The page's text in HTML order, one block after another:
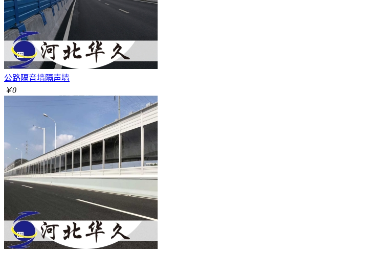
公路隔音墙隔声墙
￥0